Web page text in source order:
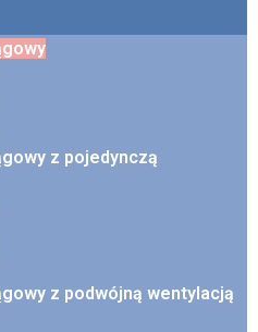
z pojedynczą
z podwójną wentylacją